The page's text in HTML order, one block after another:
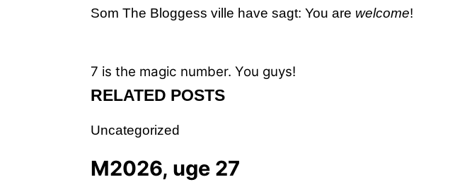
Som The Bloggess ville have sagt: You are welcome!
7 is the magic number. You guys!
RELATED POSTS
Uncategorized
M2026, uge 27